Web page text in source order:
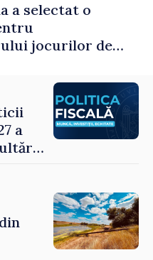
a selectat o
jocurilor de
a